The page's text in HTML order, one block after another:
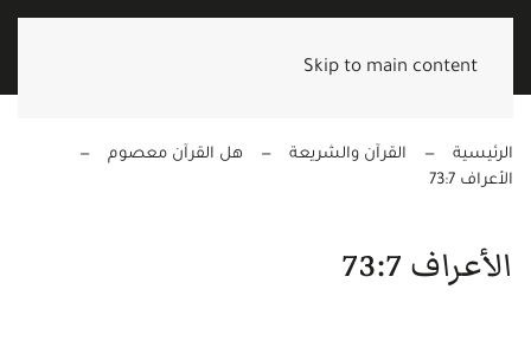
Skip to main content
الرئيسية القرآن والشريعة
هل القرآن معصوم
الأعراف 73:7
الأعراف 73:7